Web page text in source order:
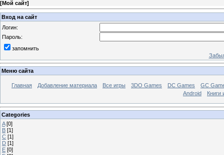
[Мой сайт]
Вход на сайт
Логин:
Пароль:
запомнить
Меню сайта
Главная Добавление материала Все игры 3DO Games DC Games
GC
Android
Книги
Categories
A [0]
B [1]
C [1]
D [1]
E [0]